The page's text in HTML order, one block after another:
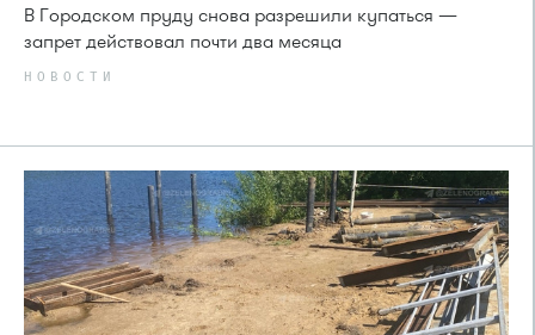
В Городском пруду снова разрешили купаться —
запрет действовал почти два месяца
НОВОСТИ